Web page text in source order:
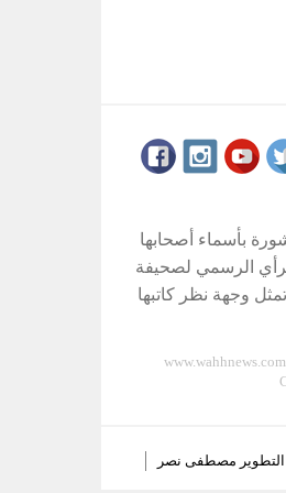
بأسماء أصحابها
الرسمي لصحيفة
وجهة نظر كاتبها
مصطفى نصر